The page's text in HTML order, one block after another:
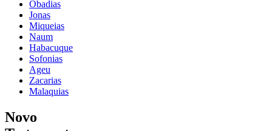
Obadias
Jonas
Miqueias
Naum
Habacuque
Sofonias
Ageu
Zacarias
Malaquias
Novo